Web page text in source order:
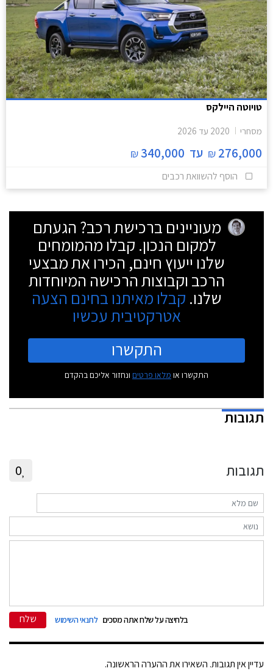
טויוטה היילקס
מסחרי 2020 עד 2026
276,000
₪ עד 340,000
₪
הוסף להשוואת רכבים
מעוניינים ברכישת רכב? הגעתם
למקום הנכון. קבלו מהמומחים
שלנו ייעוץ חינם, הכירו את מבצעי
הרכב וקבוצות הרכישה המיוחדות
שלנו. קבלו מאיתנו בחינם הצעה
אטרקטיבית עכשיו
התקשרו
התקשרו או מלאו פרטים ונחזור אליכם בהקדם
תגובות
תגובות 0
בלחיצה על שלח אתה מסכים לתנאי השימוש שלח
עדיין אין תגובות. השאירו את ההערה הראשונה.